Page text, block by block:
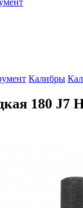
Калибры
180